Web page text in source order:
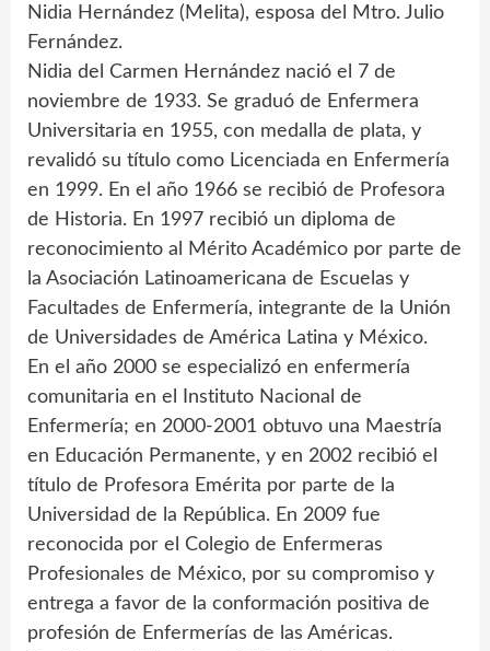
Nidia Hernández (Melita), esposa del Mtro. Julio
Fernández.
Nidia del Carmen Hernández nació el 7 de
noviembre de 1933. Se graduó de Enfermera
Universitaria en 1955, con medalla de plata, y
revalidó su título como Licenciada en Enfermería
en 1999. En el año 1966 se recibió de Profesora
de Historia. En 1997 recibió un diploma de
reconocimiento al Mérito Académico por parte de
la Asociación Latinoamericana de Escuelas y
Facultades de Enfermería, integrante de la Unión
de Universidades de América Latina y México.
En el año 2000 se especializó en enfermería
comunitaria en el Instituto Nacional de
Enfermería; en 2000-2001 obtuvo una Maestría
en Educación Permanente, y en 2002 recibió el
título de Profesora Emérita por parte de la
Universidad de la República. En 2009 fue
reconocida por el Colegio de Enfermeras
Profesionales de México, por su compromiso y
entrega a favor de la conformación positiva de
profesión de Enfermerías de las Américas.